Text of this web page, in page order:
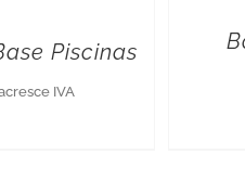
Piscinas
IVA